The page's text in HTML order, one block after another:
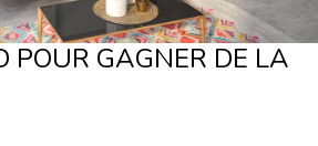
POUR GAGNER DE LA